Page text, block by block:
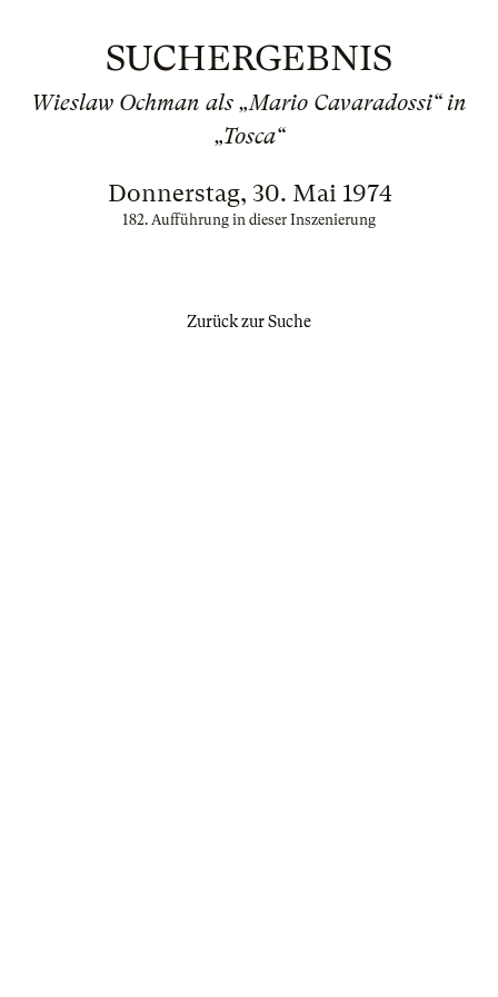
SUCHERGEBNIS
Wieslaw Ochman als „Mario Cavaradossi“ in
„Tosca“
Donnerstag, 30. Mai 1974
182. Aufführung in dieser Inszenierung
Zurück zur Suche